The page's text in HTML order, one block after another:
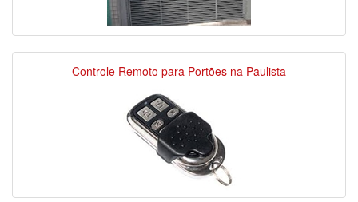
Controle Remoto para Portões na Paulista